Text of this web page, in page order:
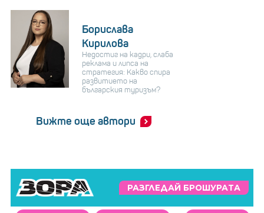
Борислава
Кирилова
Недостиг на кадри, слаба
реклама и липса на
стратегия: Какво спира
развитието на
българския туризъм?
Вижте още автори
РАЗГЛЕДАЙ БРОШУРАТА